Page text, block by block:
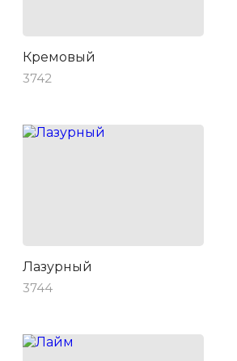
Кремовый
3742
Лазурный
3744